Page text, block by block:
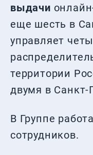
выдачи
еще шесть в
управляет
территории
двумя в Санкт-
В Группе
сотрудников.